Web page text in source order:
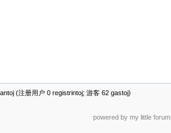
(注册用户 0 registrintoj; 游客 62 gastoj)
powered by my little forum